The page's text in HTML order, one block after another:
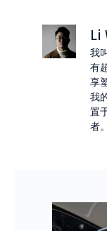
Li
我
有
享
我
置
者。